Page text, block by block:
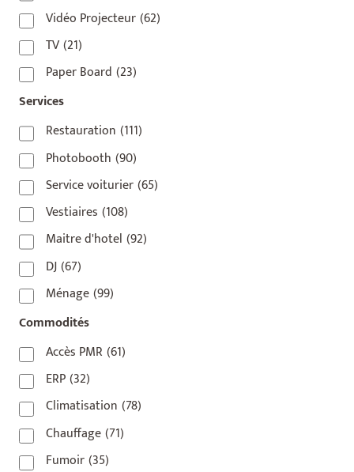
75011 (17)
75012(8)
75013(2)
75014
75015 (3)
75016(14)
75017(2)
75018(7)
75019(4)
75020
92110(1)
92800(1)
93
(1)
93 420(1)
93100(1)
93200
93500 (1)
Vidéo Projecteur(62)
TV(21)
Paper Board (23)
Services
Restauration (111)
Photobooth (90)
Service voiturier(65)
Vestiaires (108)
Maitre d'hotel (92)
DJ(67)
Ménage(99)
Commodités
Accès PMR (61)
ERP(32)
Climatisation (78)
Chauffage(71)
Fumoir(35)